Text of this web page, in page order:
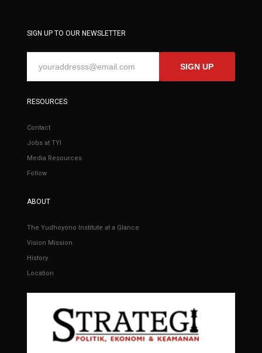
SIGN UP TO OUR NEWSLETTER
SIGN UP
RESOURCES
Contact
Jobs at TYI
Media Resources
Follow
ABOUT
The Yudhoyono Institute at a Glance
Vision Mission
History
Location